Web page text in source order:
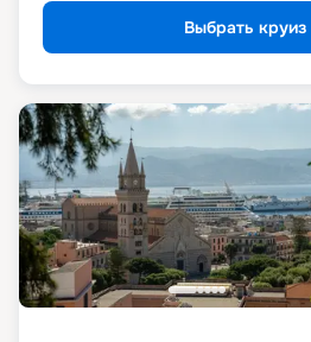
Выбрать круиз